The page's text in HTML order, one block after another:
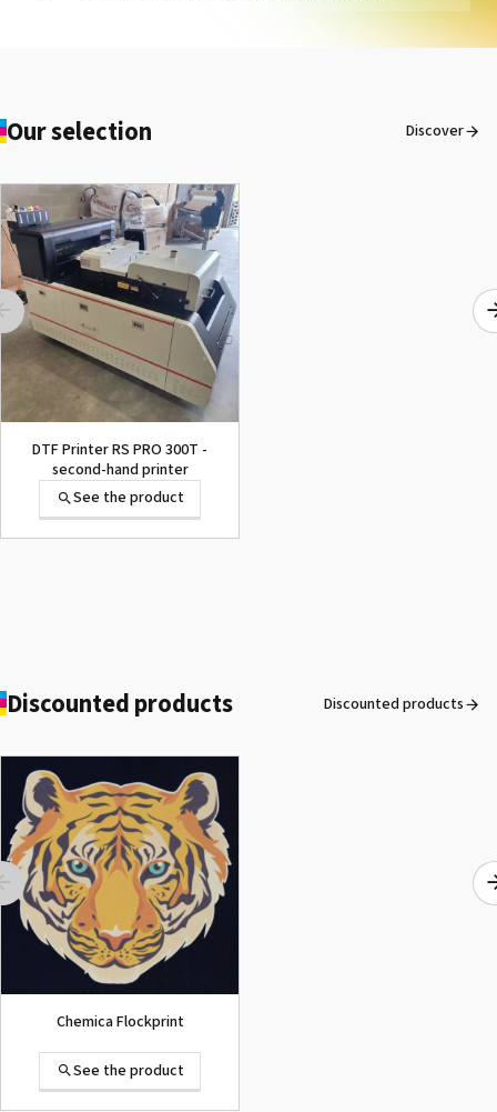
Our selection Discover
DTF Printer RS PRO 300T -
second-hand printer
See the product
ROLAND DG VersaArt RE-640 /
SECOND-HAND
See the product
Discounted products Discounted products
Chemica Flockprint
See the product